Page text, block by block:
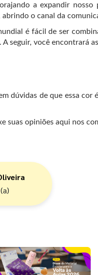
a expandir nosso
o canal da
é fácil de ser
A seguir, você encontrará
dúvidas de que essa
suas opiniões aqui nos